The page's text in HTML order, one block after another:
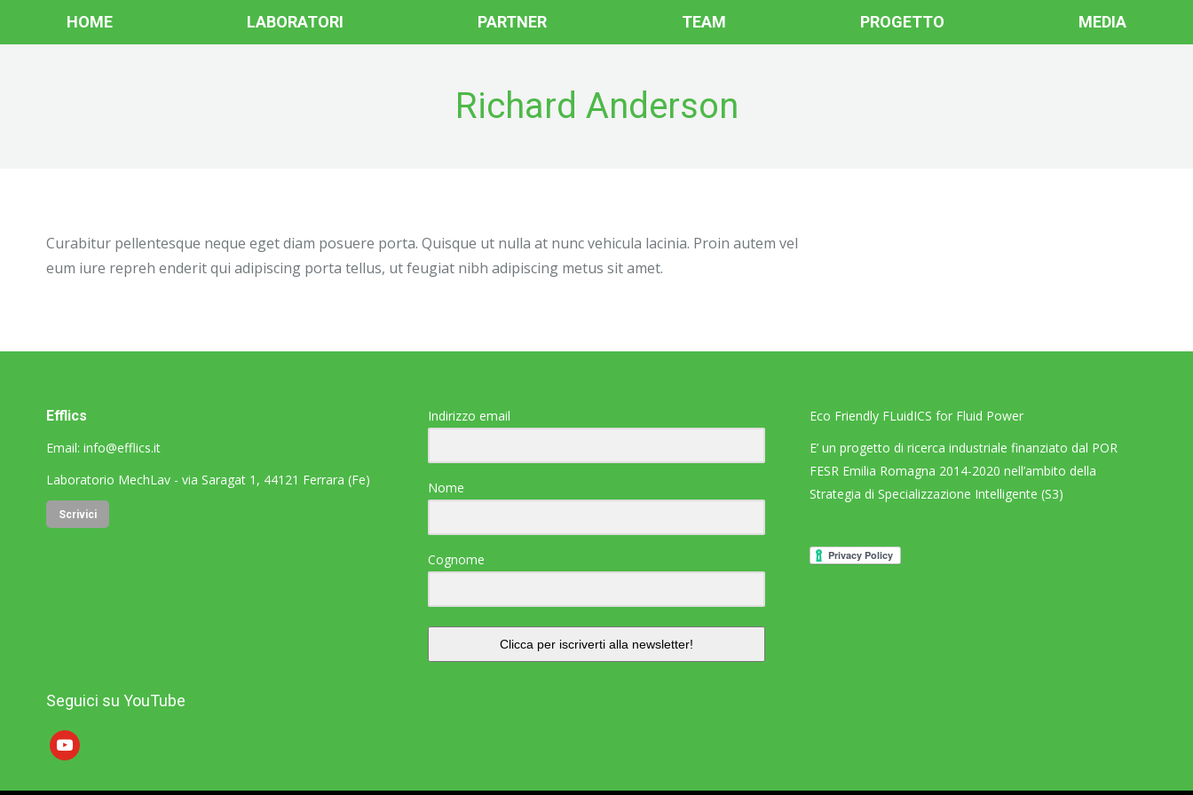
HOME LABORATORI PARTNER TEAM PROGETTO MEDIA
Richard Anderson
Curabitur pellentesque neque eget diam posuere porta. Quisque ut nulla at nunc vehicula lacinia. Proin autem vel
eum iure repreh enderit qui adipiscing porta tellus, ut feugiat nibh adipiscing metus sit amet.
Efflics
Email: info@efflics.it
Laboratorio MechLav - via Saragat 1, 44121 Ferrara (Fe)
Scrivici
Indirizzo email
Nome
Cognome
Clicca per iscriverti alla newsletter!
Eco Friendly FLuidICS for Fluid Power
E’ un progetto di ricerca industriale finanziato dal POR
FESR Emilia Romagna 2014-2020 nell’ambito della
Strategia di Specializzazione Intelligente (S3)
Seguici su YouTube
youtube